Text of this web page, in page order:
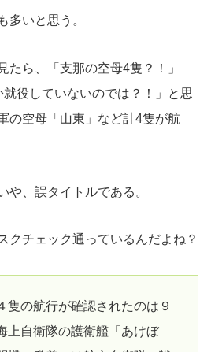
多いと思う。
たら、「支那の空母4隻？！」
就役していないのでは？！」と思
の空母「山東」など計4隻が航
や、誤タイトルである。
クチェック通っているんだよね？
隻の航行が確認されたのは９
上自衛隊の護衛艦「あけぼ